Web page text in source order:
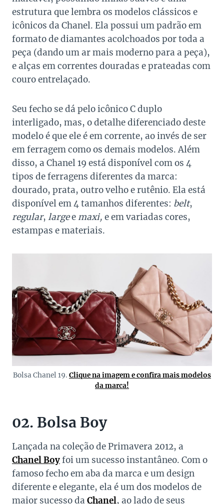
estrutura que lembra os modelos clássicos e
icônicos da Chanel. Ela possui um padrão em
formato de diamantes acolchoados por toda a
peça (dando um ar mais moderno para a peça),
e alças em correntes douradas e prateadas com
couro entrelaçado.
Seu fecho se dá pelo icônico C duplo
interligado, mas, o detalhe diferenciado deste
modelo é que ele é em corrente, ao invés de ser
em ferragem como os demais modelos. Além
disso, a Chanel 19 está disponível com os 4
tipos de ferragens diferentes da marca:
dourado, prata, outro velho e rutênio. Ela está
disponível em 4 tamanhos diferentes: belt,
regular, largeemaxi, e em variadas cores,
estampas e materiais.
Bolsa Chanel 19. Clique na imagem e confira mais modelos
da marca!
02. Bolsa Boy
Lançada na coleção de Primavera 2012, a
Chanel Boyfoi um sucesso instantâneo. Com o
famoso fecho em aba da marca e um design
diferente e elegante, ela é um dos modelos de
maior sucesso da Chanel, ao lado de seus